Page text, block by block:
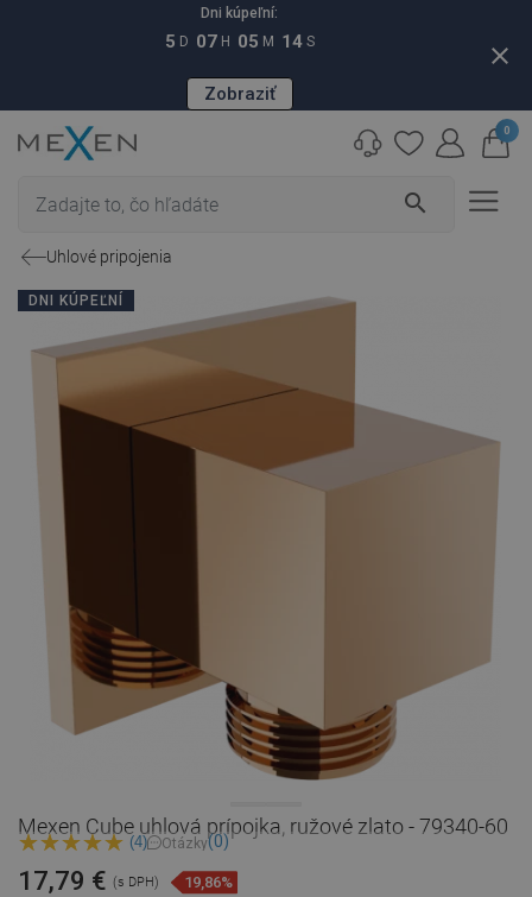
Dni kúpeľní:
5 D 07 H 05 M 13 S
Zobraziť
close
search
0
Uhlové pripojenia
DNI KÚPEĽNÍ
Mexen Cube uhlová prípojka, ružové zlato - 79340-60
(4) Otázky(0)
17,79 € (s DPH) 19,86%